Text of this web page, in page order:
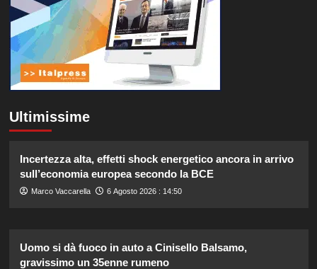
Ultimissime
Incertezza alta, effetti shock energetico ancora in arrivo
sull’economia europea secondo la BCE
Marco Vaccarella 6 Agosto 2026 : 14:50
Uomo si dà fuoco in auto a Cinisello Balsamo,
gravissimo un 35enne rumeno